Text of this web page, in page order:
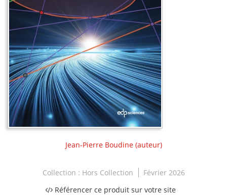
Jean-Pierre Boudine(auteur)
Collection : Hors Collection
Février 2026
Référencer ce produit sur votre site